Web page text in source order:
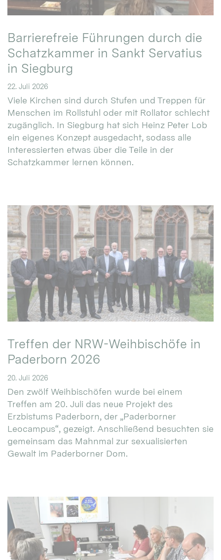
Barrierefreie Führungen durch die
Schatzkammer in Sankt Servatius
in Siegburg
22. Juli 2026
Viele Kirchen sind durch Stufen und Treppen für
Menschen im Rollstuhl oder mit Rollator schlecht
zugänglich. In Siegburg hat sich Heinz Peter Lob
ein eigenes Konzept ausgedacht, sodass alle
Interessierten etwas über die Teile in der
Schatzkammer lernen können.
Treffen der NRW-Weihbischöfe in
Paderborn 2026
20. Juli 2026
Den zwölf Weihbischöfen wurde bei einem
Treffen am 20. Juli das neue Projekt des
Erzbistums Paderborn, der „Paderborner
Leocampus“, gezeigt. Anschließend besuchten sie
gemeinsam das Mahnmal zur sexualisierten
Gewalt im Paderborner Dom.